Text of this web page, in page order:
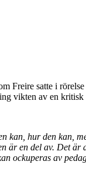
Freire satte i
vikten av en
hur den kan,
är en del av. Det
ockuperas av